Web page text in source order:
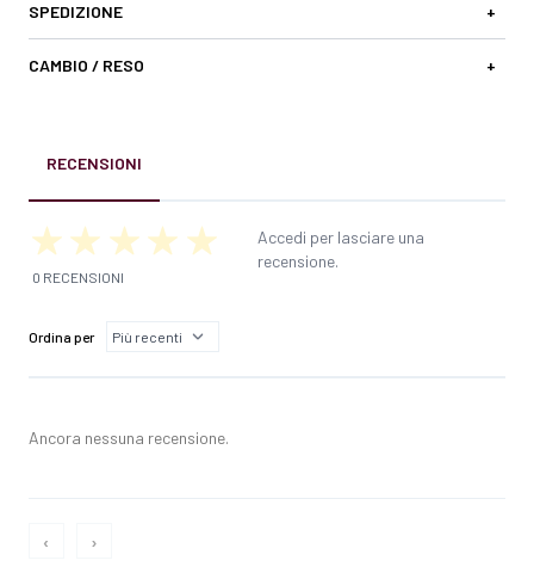
SPEDIZIONE +
CAMBIO / RESO +
RECENSIONI
0 RECENSIONI
Accedi per lasciare una
recensione.
Ordina per
Ancora nessuna recensione.
‹ ›